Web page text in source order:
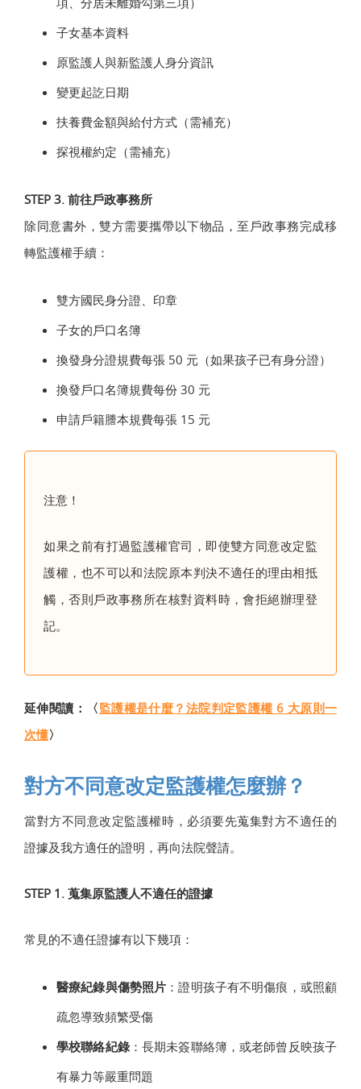
子女基本資料
原監護人與新監護人身分資訊
變更起訖日期
扶養費金額與給付方式（需補充）
探視權約定（需補充）
STEP 3. 前往戶政事務所
除同意書外，雙方需要攜帶以下物品，至戶政事務完成移
轉監護權手續：
雙方國民身分證、印章
子女的戶口名簿
換發身分證規費每張 50 元（如果孩子已有身分證）
換發戶口名簿規費每份 30 元
申請戶籍謄本規費每張 15 元
注意！
如果之前有打過監護權官司，即使雙方同意改定監
護權，也不可以和法院原本判決不適任的理由相抵
觸，否則戶政事務所在核對資料時，會拒絕辦理登
記。
延伸閱讀：〈監護權是什麼？法院判定監護權 6 大原則一
次懂〉
對方不同意改定監護權怎麼辦？
當對方不同意改定監護權時，必須要先蒐集對方不適任的
證據及我方適任的證明，再向法院聲請。
STEP 1. 蒐集原監護人不適任的證據
常見的不適任證據有以下幾項：
醫療紀錄與傷勢照片 ：證明孩子有不明傷痕，或照顧
疏忽導致頻繁受傷
學校聯絡紀錄：長期未簽聯絡簿，或老師曾反映孩子
有暴力等嚴重問題